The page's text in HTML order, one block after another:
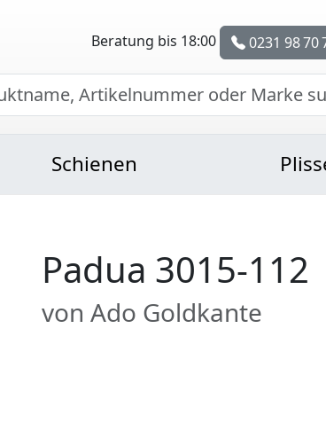
Beratung bis 18:00 0231 98 70
Schienen
Padua 3015-112
von Ado Goldkante